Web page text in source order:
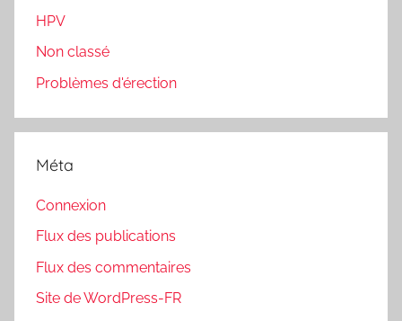
HPV
Non classé
Problèmes d'érection
Méta
Connexion
Flux des publications
Flux des commentaires
Site de WordPress-FR